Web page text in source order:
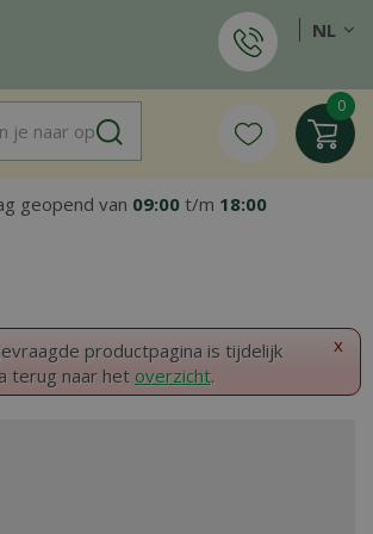
geopend van 09:00 t/m 18:00
NL
x
productpagina is tijdelijk
terug naar het overzicht.